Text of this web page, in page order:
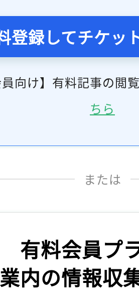
登録してチケッ
員向け】有料記事の閲
ちら
または
有料会員プ
内の情報収